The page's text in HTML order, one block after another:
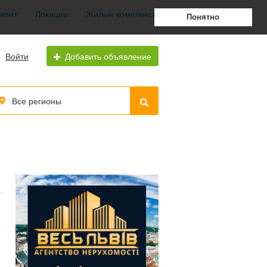
Понятно
Локации Жилые комплексы
Войти Добавить объявление
Все регионы